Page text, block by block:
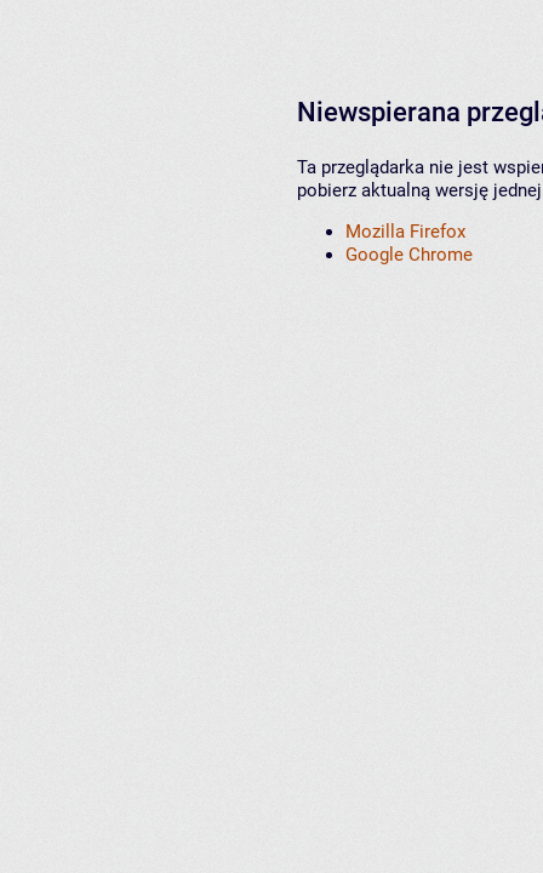
Niewspierana
Ta przeglądarka nie jest
pobierz aktualną wersję
Mozilla Firefox
Google Chrome